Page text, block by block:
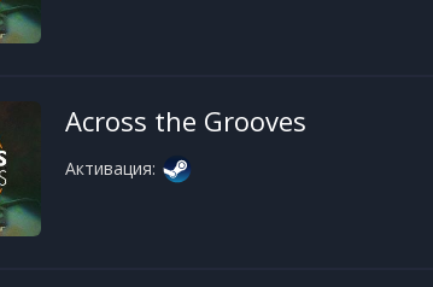
Across the Grooves
Активация: